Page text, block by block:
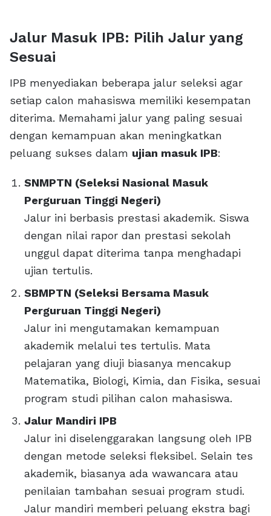
Jalur Masuk IPB: Pilih Jalur yang
Sesuai
IPB menyediakan beberapa jalur seleksi agar
setiap calon mahasiswa memiliki kesempatan
diterima. Memahami jalur yang paling sesuai
dengan kemampuan akan meningkatkan
peluang sukses dalam ujian masuk IPB:
SNMPTN (Seleksi Nasional Masuk
Perguruan Tinggi Negeri)
Jalur ini berbasis prestasi akademik. Siswa
dengan nilai rapor dan prestasi sekolah
unggul dapat diterima tanpa menghadapi
ujian tertulis.
SBMPTN (Seleksi Bersama Masuk
Perguruan Tinggi Negeri)
Jalur ini mengutamakan kemampuan
akademik melalui tes tertulis. Mata
pelajaran yang diuji biasanya mencakup
Matematika, Biologi, Kimia, dan Fisika, sesuai
program studi pilihan calon mahasiswa.
Jalur Mandiri IPB
Jalur ini diselenggarakan langsung oleh IPB
dengan metode seleksi fleksibel. Selain tes
akademik, biasanya ada wawancara atau
penilaian tambahan sesuai program studi.
Jalur mandiri memberi peluang ekstra bagi